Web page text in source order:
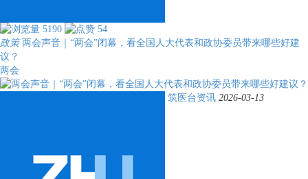
5190
54
政策两会声音｜“两会”闭幕，看全国人大代表和政协委员带来哪些好建
议？
两会
筑医台资讯 2026-03-13